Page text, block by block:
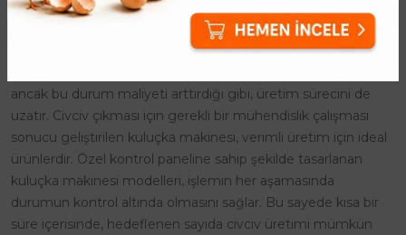
Kuluçka Makinesi
Kuluçka Makinesi ile civciv üretimi, farklı amaçlara yönelik
ancak bu durum maliyeti arttırdığı gibi, üretim sürecini de
uzatır. Civciv çıkması için gerekli bir mühendislik çalışması
sonucu geliştirilen kuluçka makinesi, verimli üretim için ideal
ürünlerdir. Özel kontrol paneline sahip şekilde tasarlanan
kuluçka makinesi modelleri, işlemin her aşamasında
durumun kontrol altında olmasını sağlar. Bu sayede kısa bir
süre içerisinde, hedeflenen sayıda civciv üretimi mümkün